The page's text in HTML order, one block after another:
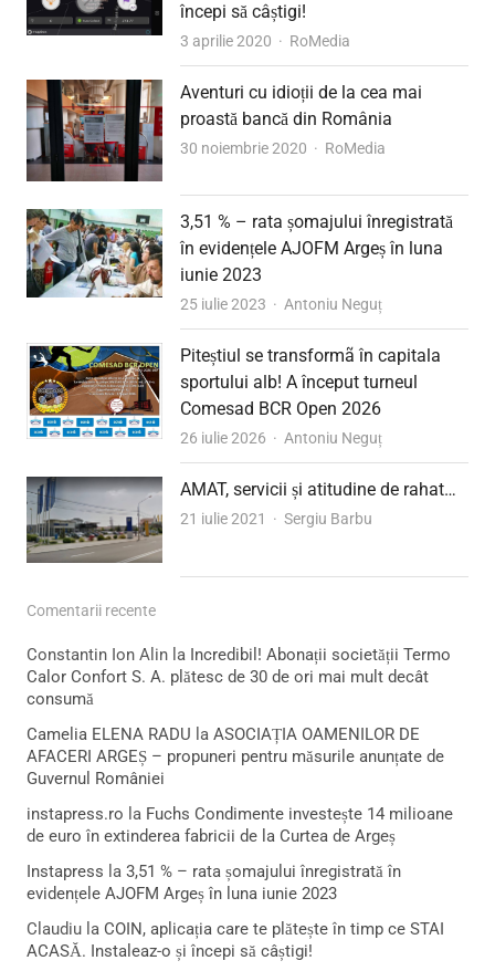
începi să câștigi!
3 aprilie 2020 Author
RoMedia
Aventuri cu idioții de la cea mai
proastă bancă din România
30 noiembrie 2020 Author
RoMedia
3,51 % – rata șomajului înregistrată
în evidențele AJOFM Argeș în luna
iunie 2023
25 iulie 2023 Author
Antoniu Neguț
Piteștiul se transformã în capitala
sportului alb! A început turneul
Comesad BCR Open 2026
26 iulie 2026 Author
Antoniu Neguț
AMAT, servicii și atitudine de rahat…
21 iulie 2021 Author
Sergiu Barbu
Comentarii recente
Constantin Ion Alin la Incredibil! Abonații societății Termo
Calor Confort S. A. plătesc de 30 de ori mai mult decât
consumă
Camelia ELENA RADU la ASOCIAȚIA OAMENILOR DE
AFACERI ARGEȘ – propuneri pentru măsurile anunțate de
Guvernul României
instapress.ro la Fuchs Condimente investește 14 milioane
de euro în extinderea fabricii de la Curtea de Argeș
Instapress la 3,51 % – rata șomajului înregistrată în
evidențele AJOFM Argeș în luna iunie 2023
Claudiu la COIN, aplicația care te plătește în timp ce STAI
ACASĂ. Instaleaz-o și începi să câștigi!